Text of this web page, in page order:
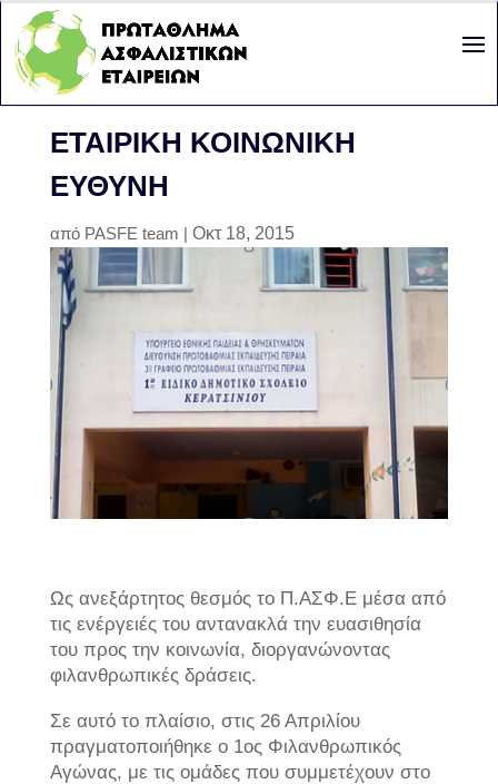
ΕΤΑΙΡΙΚΉ ΚΟΙΝΩΝΙΚΉ
ΕΥΘΎΝΗ
από PASFE team | Οκτ 18, 2015
Ως ανεξάρτητος θεσμός το Π.ΑΣΦ.Ε μέσα από
τις ενέργειές του αντανακλά την ευασιθησία
του προς την κοινωνία, διοργανώνοντας
φιλανθρωπικές δράσεις.
Σε αυτό το πλαίσιο, στις 26 Απριλίου
πραγματοποιήθηκε ο 1ος Φιλανθρωπικός
Αγώνας, με τις ομάδες που συμμετέχουν στο